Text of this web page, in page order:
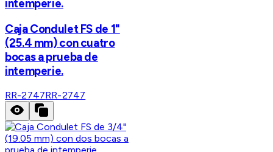
intemperie.
Caja Condulet FS de 1"
(25.4 mm) con cuatro
bocas a prueba de
intemperie.
RR-2747RR-2747